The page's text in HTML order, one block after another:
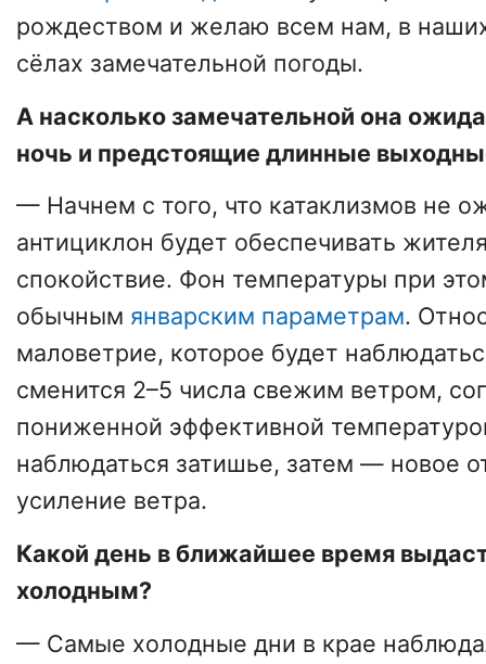
рождеством и желаю всем нам, в
сёлах замечательной погоды.
А насколько замечательной она
ночь и предстоящие длинные
— Начнем с того, что катаклизмов не
антициклон будет обеспечивать
спокойствие. Фон температуры при
обычным январским параметрам.
маловетрие, которое будет
сменится 2–5 числа свежим ветром,
пониженной эффективной
наблюдаться затишье, затем — новое
усиление ветра.
Какой день в ближайшее время
холодным?
— Самые холодные дни в крае